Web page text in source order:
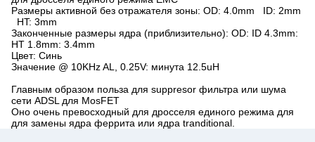
Размеры активной без отражателя зоны: OD: 4.0mm ID: 2mm
HT: 3mm
Законченные размеры ядра (приблизительно): OD: ID 4.3mm:
HT 1.8mm: 3.4mm
Цвет: Синь
Значение @ 10KHz AL, 0.25V: минута 12.5uH
Главным образом польза для suppresor фильтра или шума
сети ADSL для MosFET
Оно очень превосходный для дросселя единого режима для
для замены ядра феррита или ядра tranditional.